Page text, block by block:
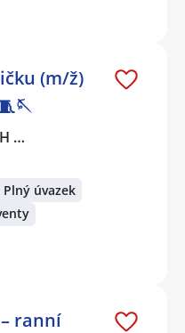
(m/ž)
…
Plný úvazek
ranní